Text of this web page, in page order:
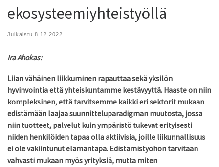
ekosysteemiyhteistyöllä
Julkaistu 8.12.2022
Ira Ahokas:
Liian vähäinen liikkuminen rapauttaa sekä yksilön
hyvinvointia että yhteiskuntamme kestävyyttä. Haaste on niin
kompleksinen, että tarvitsemme kaikki eri sektorit mukaan
edistämään laajaa suunnitteluparadigman muutosta, jossa
niin tuotteet, palvelut kuin ympäristö tukevat erityisesti
niiden henkilöiden tapaa olla aktiivisia, joille liikunnallisuus
ei ole vakiintunut elämäntapa. Edistämistyöhön tarvitaan
vahvasti mukaan myös yrityksiä, mutta miten